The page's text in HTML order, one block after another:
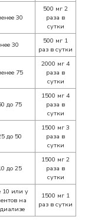
30
500 мг 2
раза в
сутки
30
500 мг 1
раз в сутки
75
2000 мг 4
раза в
сутки
до 75
1500 мг 4
раза в
сутки
до 50
1500 мг 3
раза в
сутки
до 25
1500 мг 2
раза в
сутки
10 или у
на
1500 мг 1
раз в сутки